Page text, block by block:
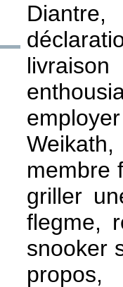
membre
griller
flegme,
snooker